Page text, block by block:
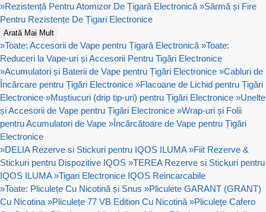
»Rezistență Pentru Atomizor De Țigară Electronică »Sârmă și Fire
Pentru Rezistențe De Țigari Electronice
Arată Mai Mult
»Toate: Accesorii de Vape pentru Țigară Electronică »Toate:
Reduceri la Vape-uri și Accesorii Pentru Tigări Electronice
»Acumulatori și Baterii de Vape pentru Țigări Electronice »Cabluri de
Încărcare pentru Țigări Electronice »Flacoane de Lichid pentru Țigări
Electronice »Muștiucuri (drip tip-uri) pentru Țigări Electronice »Unelte
și Accesorii de Vape pentru Țigări Electronice »Wrap-uri și Folii
pentru Acumulatori de Vape »Încărcătoare de Vape pentru Țigări
Electronice
»DELIA Rezerve si Stickuri pentru IQOS ILUMA »Fiit Rezerve &
Stickuri pentru Dispozitive IQOS »TEREA Rezerve si Stickuri pentru
IQOS ILUMA »Tigari Electronice IQOS Reincarcabile
»Toate: Pliculețe Cu Nicotină și Snus »Pliculete GARANT (GRANT)
Cu Nicotina »Pliculețe 77 VB Edition Cu Nicotină »Pliculețe Cafero